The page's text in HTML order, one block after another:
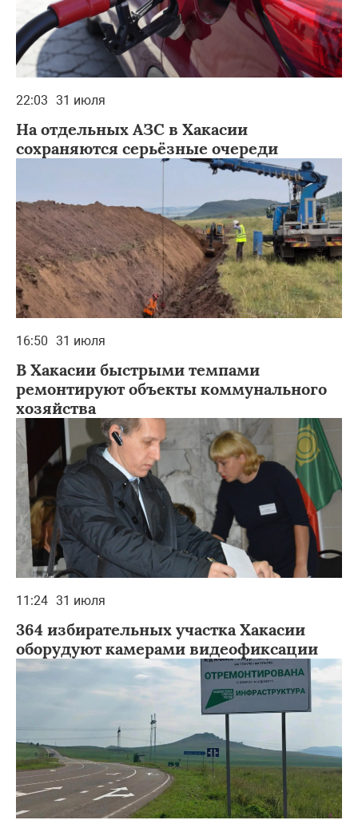
22:03 31 июля
На отдельных АЗС в Хакасии
сохраняются серьёзные очереди
16:50 31 июля
В Хакасии быстрыми темпами
ремонтируют объекты коммунального
хозяйства
11:24 31 июля
364 избирательных участка Хакасии
оборудуют камерами видеофиксации